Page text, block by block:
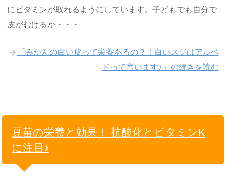
にビタミンが取れるようにしています。子どもでも自分で
皮がむけるか・・・
「みかんの白い皮って栄養あるの？！白いスジはアルベ
ドって言います♪」の続きを読む
豆苗の栄養と効果！ 抗酸化とビタミンK
に注目♪